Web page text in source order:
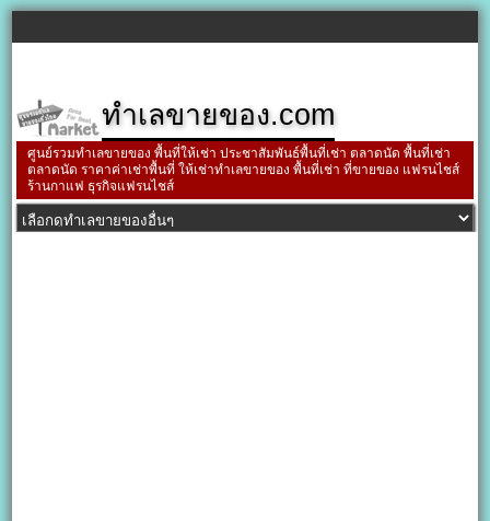
ทำเลขายของ.com
ศูนย์รวมทำเลขายของ พื้นที่ให้เช่า ประชาสัมพันธ์พื้นที่เช่า ตลาดนัด พื้นที่เช่า
ตลาดนัด ราคาค่าเช่าพื้นที่ ให้เช่าทำเลขายของ พื้นที่เช่า ที่ขายของ แฟรนไชส์
ร้านกาแฟ ธุรกิจแฟรนไชส์